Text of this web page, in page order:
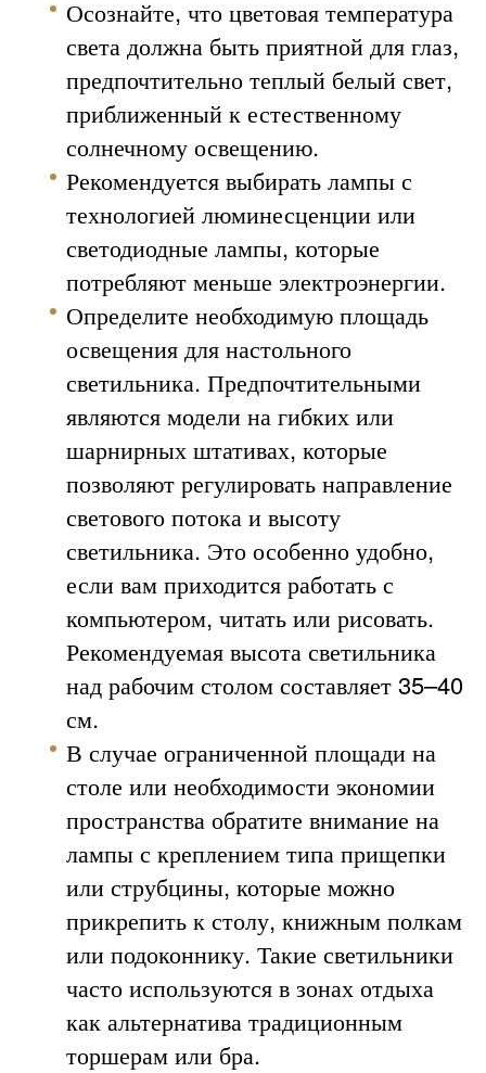
Осознайте, что цветовая температура
света должна быть приятной для глаз,
предпочтительно теплый белый свет,
приближенный к естественному
солнечному освещению.
Рекомендуется выбирать лампы с
технологией люминесценции или
светодиодные лампы, которые
потребляют меньше электроэнергии.
Определите необходимую площадь
освещения для настольного
светильника. Предпочтительными
являются модели на гибких или
шарнирных штативах, которые
позволяют регулировать направление
светового потока и высоту
светильника. Это особенно удобно,
если вам приходится работать с
компьютером, читать или рисовать.
Рекомендуемая высота светильника
над рабочим столом составляет 35–40
см.
В случае ограниченной площади на
столе или необходимости экономии
пространства обратите внимание на
лампы с креплением типа прищепки
или струбцины, которые можно
прикрепить к столу, книжным полкам
или подоконнику. Такие светильники
часто используются в зонах отдыха
как альтернатива традиционным
торшерам или бра.